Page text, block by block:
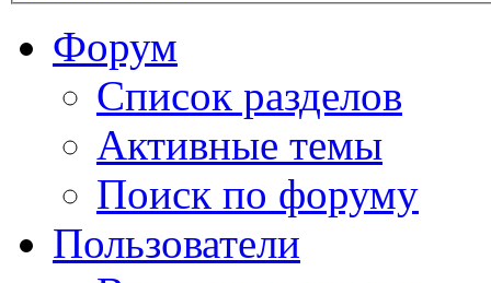
Форум
Список разделов
Активные темы
Поиск по форуму
Пользователи